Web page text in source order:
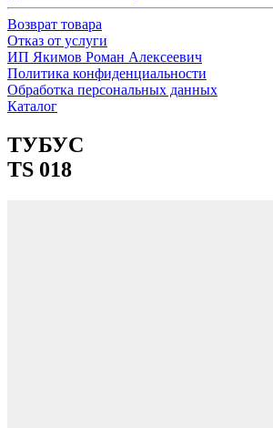
Возврат товара
Отказ от услуги
ИП Якимов Роман Алексеевич
Политика конфиденциальности
Обработка персональных данных
Каталог
ТУБУС
TS 018